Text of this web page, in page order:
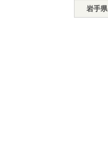
岩手県